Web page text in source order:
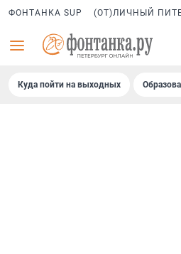
ФОНТАНКА SUP (ОТ)ЛИЧНЫЙ
Куда пойти на выходных